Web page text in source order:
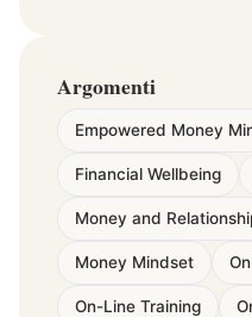
Argomenti
Empowered Money
Financial Wellbeing
Money and
Money Mindset
On-Line Training